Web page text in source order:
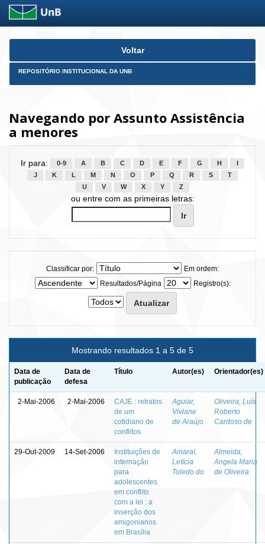
Skip
Voltar
REPOSITÓRIO INSTITUCIONAL DA UNB
Navegando por Assunto Assistência
a menores
Ir para: 0-9 A B C D E F G H
J
K L M N O P Q R S
T
U
V W X Y Z
ou entre com as primeiras letras:
Classificar por:
Em ordem:
Resultados/Página
Registro(s):
Mostrando resultados 1 a 5 de 5
Data de
publicação
Data de
defesa
Título Autor(es) Orientador(es)
2-Mai-2006 2-Mai-2006
CAJE : retratos
de um
cotidiano de
conflitos
Aguiar,
Viviane
de Araújo
Oliveira, Luís
Roberto
Cardoso de
29-Out-2009 14-Set-2006
Instituições de
internação
para
adolescentes
em conflito
com a lei : a
inserção dos
amigonianos
em Brasília
Amaral,
Letícia
Toledo do
Almeida,
Angela Maria
de Oliveira